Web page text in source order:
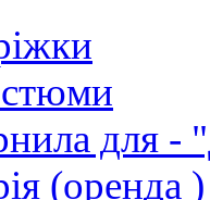
для -
(оренда )